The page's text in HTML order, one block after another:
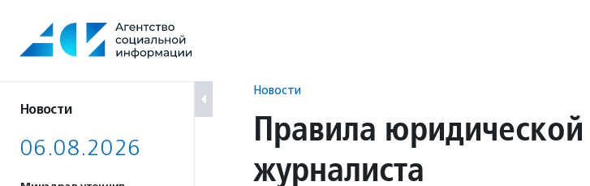
содержанию
Новости
06.08.2026
Новости
Правила юридической
журналиста